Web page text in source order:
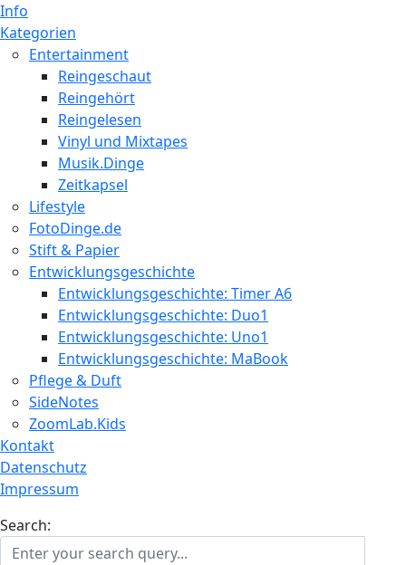
Info
Kategorien
Entertainment
Reingeschaut
Reingehört
Reingelesen
Vinyl und Mixtapes
Musik.Dinge
Zeitkapsel
Lifestyle
FotoDinge.de
Stift & Papier
Entwicklungsgeschichte
Entwicklungsgeschichte: Timer A6
Entwicklungsgeschichte: Duo1
Entwicklungsgeschichte: Uno1
Entwicklungsgeschichte: MaBook
Pflege & Duft
SideNotes
ZoomLab.Kids
Kontakt
Datenschutz
Impressum
Search: